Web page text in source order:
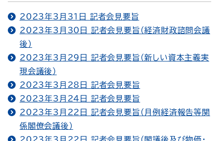
2023年3月31日 記者会見要旨
2023年3月30日 記者会見要旨（経済財政諮問会議
後）
2023年3月29日 記者会見要旨（新しい資本主義実
現会議後）
2023年3月28日 記者会見要旨
2023年3月24日 記者会見要旨
2023年3月22日 記者会見要旨（月例経済報告等関
係閣僚会議後）